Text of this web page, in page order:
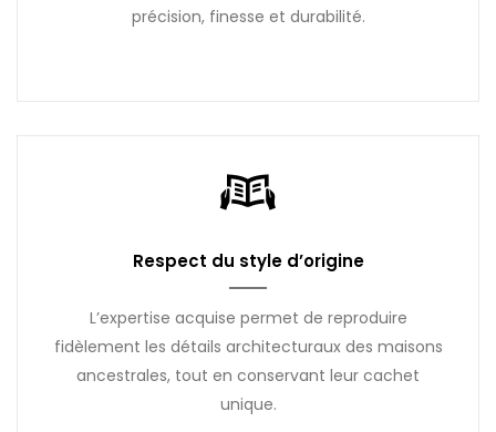
précision, finesse et durabilité.
Respect du style d’origine
L’expertise acquise permet de reproduire
fidèlement les détails architecturaux des maisons
ancestrales, tout en conservant leur cachet
unique.